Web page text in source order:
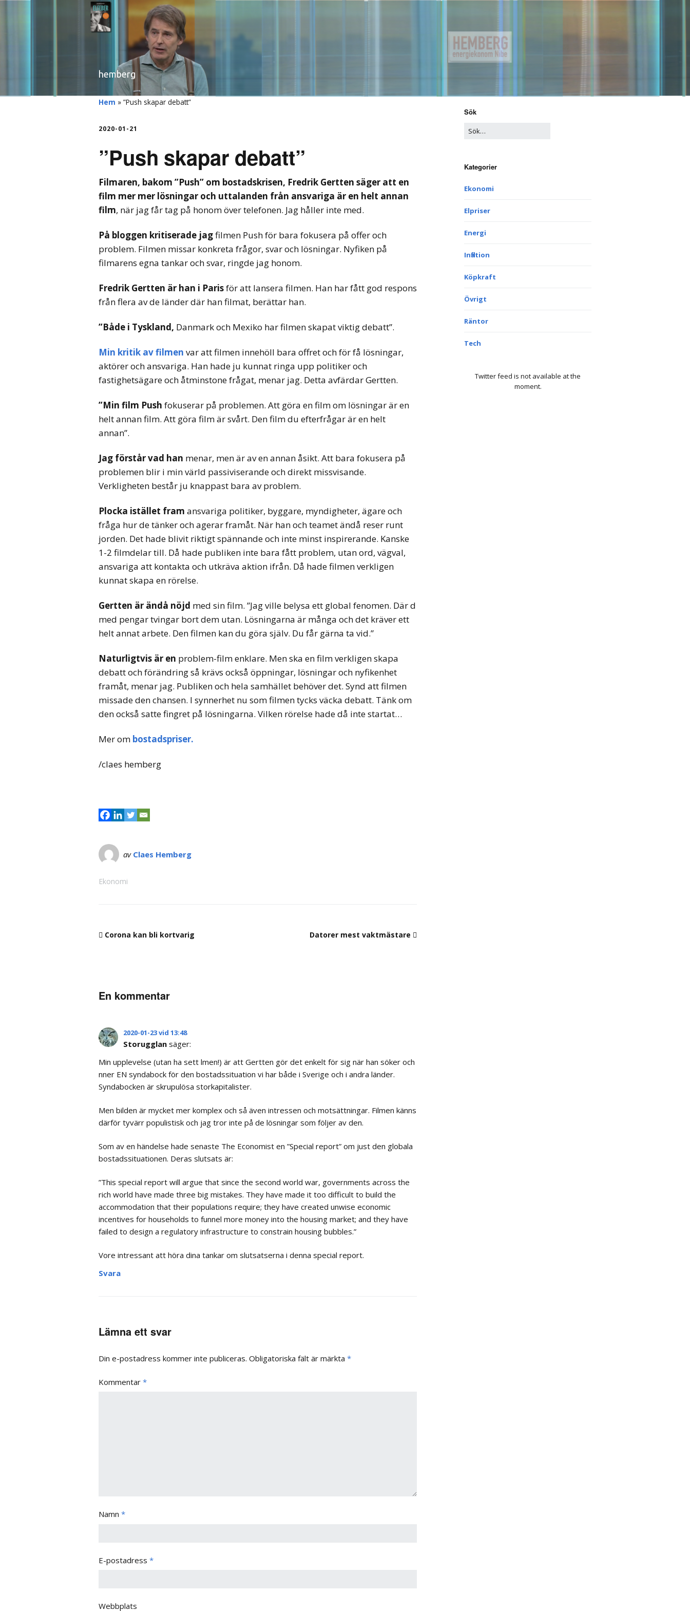
hemberg
Hem » ”Push skapar debatt”
2020-01-21
”Push skapar debatt”
Filmaren, bakom ”Push” om bostadskrisen, Fredrik Gertten säger att en
film mer mer lösningar och uttalanden från ansvariga är en helt annan
film, när jag får tag på honom över telefonen. Jag håller inte med.
På bloggen kritiserade jagfilmen Push för bara fokusera på offer och
problem. Filmen missar konkreta frågor, svar och lösningar. Nyfiken på
filmarens egna tankar och svar, ringde jag honom.
Fredrik Gertten är han i Parisför att lansera filmen. Han har fått god respons
från flera av de länder där han filmat, berättar han.
”Både i Tyskland, Danmark och Mexiko har filmen skapat viktig debatt”.
Min kritik av filmen var att filmen innehöll bara offret och för få lösningar,
aktörer och ansvariga. Han hade ju kunnat ringa upp politiker och
fastighetsägare och åtminstone frågat, menar jag. Detta avfärdar Gertten.
”Min film Push fokuserar på problemen. Att göra en film om lösningar är en
helt annan film. Att göra film är svårt. Den film du efterfrågar är en helt
annan”.
Jag förstår vad han menar, men är av en annan åsikt. Att bara fokusera på
problemen blir i min värld passiviserande och direkt missvisande.
Verkligheten består ju knappast bara av problem.
Plocka istället fram ansvariga politiker, byggare, myndigheter, ägare och
fråga hur de tänker och agerar framåt. När han och teamet ändå reser runt
jorden. Det hade blivit riktigt spännande och inte minst inspirerande. Kanske
1-2 filmdelar till. Då hade publiken inte bara fått problem, utan ord, vägval,
ansvariga att kontakta och utkräva aktion ifrån. Då hade filmen verkligen
kunnat skapa en rörelse.
Gertten är ändå nöjd med sin film. ”Jag ville belysa ett global fenomen. Där d
med pengar tvingar bort dem utan. Lösningarna är många och det kräver ett
helt annat arbete. Den filmen kan du göra själv. Du får gärna ta vid.”
Naturligtvis är en problem-film enklare. Men ska en film verkligen skapa
debatt och förändring så krävs också öppningar, lösningar och nyfikenhet
framåt, menar jag. Publiken och hela samhället behöver det. Synd att filmen
missade den chansen. I synnerhet nu som filmen tycks väcka debatt. Tänk om
den också satte fingret på lösningarna. Vilken rörelse hade då inte startat…
Mer om bostadspriser.
/claes hemberg
av Claes Hemberg
Ekonomi
Corona kan bli kortvarig Datorer mest vaktmästare
En kommentar
2020-01-23 vid 13:48
Storugglan säger:
Min upplevelse (utan ha sett filmen!) är att Gertten gör det enkelt för sig när han söker och
finner EN syndabock för den bostadssituation vi har både i Sverige och i andra länder.
Syndabocken är skrupulösa storkapitalister.
Men bilden är mycket mer komplex och så även intressen och motsättningar. Filmen känns
därför tyvärr populistisk och jag tror inte på de lösningar som följer av den.
Som av en händelse hade senaste The Economist en ”Special report” om just den globala
bostadssituationen. Deras slutsats är:
”This special report will argue that since the second world war, governments across the
rich world have made three big mistakes. They have made it too difficult to build the
accommodation that their populations require; they have created unwise economic
incentives for households to funnel more money into the housing market; and they have
failed to design a regulatory infrastructure to constrain housing bubbles.”
Vore intressant att höra dina tankar om slutsatserna i denna special report.
Svara
Lämna ett svar
Din e-postadress kommer inte publiceras. Obligatoriska fält är märkta *
Kommentar *
Namn *
E-postadress *
Webbplats
Sök
Kategorier
Ekonomi
Elpriser
Energi
Inflation
Köpkraft
Övrigt
Räntor
Tech
Twitter feed is not available at the
moment.